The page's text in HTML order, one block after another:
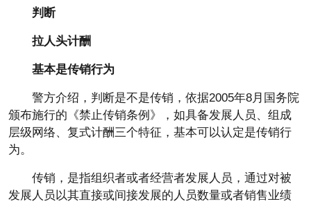
判断
拉人头计酬
基本是传销行为
警方介绍，判断是不是传销，依据2005年8月国务院
颁布施行的《禁止传销条例》，如具备发展人员、组成
层级网络、复式计酬三个特征，基本可以认定是传销行
为。
传销，是指组织者或者经营者发展人员，通过对被
发展人员以其直接或间接发展的人员数量或者销售业绩